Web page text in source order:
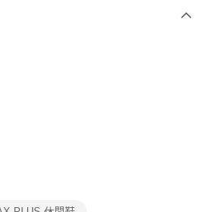
再付款。
後付」後，將跳轉至「AFTEE先享後付」
費通知簡訊。
點擊此簡訊中的連結，可透過四大超商／
付款，方視為交易完成。
後付 」之結帳頁面顯示為準，若有關於
款等相關疑問，請聯繫「AFTEE先享後付
support/home
以上)免運費
以上)免運費
以上)免運費